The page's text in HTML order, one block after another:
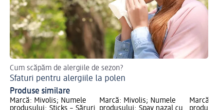
Cum scăpăm de alergiile de sezon?
Sfaturi pentru alergiile la polen
Produse similare
Marcă: Mivolis; Numele
Marcă: Mivolis; Numele
Marcă: